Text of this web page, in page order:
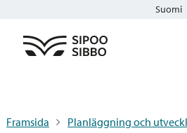
Suomi
Framsida Planläggning och